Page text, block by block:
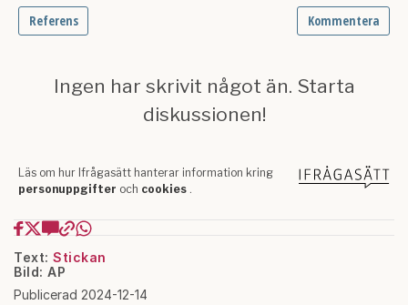
Text: Stickan
Bild: AP
Publicerad 2024-12-14